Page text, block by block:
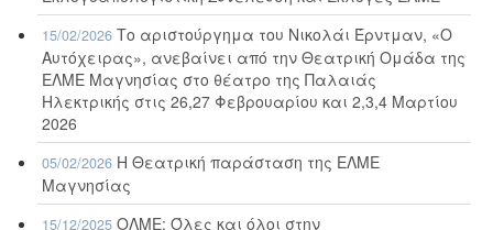
15/02/2026 Το αριστούργημα του Νικολάι Έρντμαν, «Ο
Αυτόχειρας», ανεβαίνει από την Θεατρική Ομάδα της
ΕΛΜΕ Μαγνησίας στο θέατρο της Παλαιάς
Ηλεκτρικής στις 26,27 Φεβρουαρίου και 2,3,4 Μαρτίου
2026
05/02/2026 Η Θεατρική παράσταση της ΕΛΜΕ
Μαγνησίας
15/12/2025 ΟΛΜΕ: Όλες και όλοι στην